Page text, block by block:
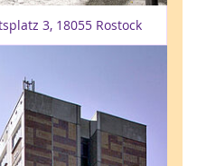
3, 18055 Rostock